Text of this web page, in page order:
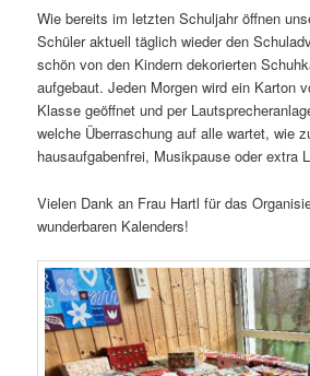
Wie bereits im letzten Schuljahr öffnen
Schüler aktuell täglich wieder den
schön von den Kindern dekorierten
aufgebaut. Jeden Morgen wird ein Karton
Klasse geöffnet und per
welche Überraschung auf alle wartet, wie
hausaufgabenfrei, Musikpause oder extra
Vielen Dank an Frau Hartl für das
wunderbaren Kalenders!